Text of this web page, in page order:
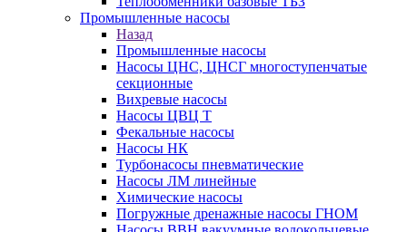
Промышленные насосы
Назад
Промышленные насосы
Насосы ЦНС, ЦНСГ многоступенчатые
секционные
Вихревые насосы
Насосы ЦВЦ Т
Фекальные насосы
Насосы НК
Турбонасосы пневматические
Насосы ЛМ линейные
Химические насосы
Погружные дренажные насосы ГНОМ